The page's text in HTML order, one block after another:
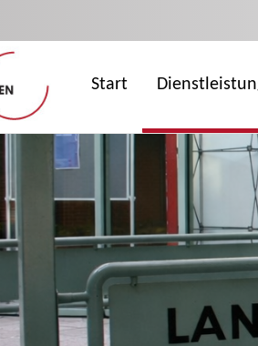
Start